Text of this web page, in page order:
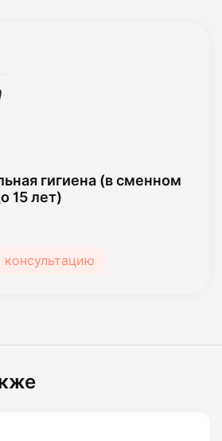
гигиена (в сменном
15 лет)
консультацию